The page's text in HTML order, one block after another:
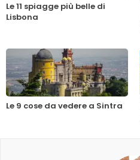
Le 11 spiagge più belle di
Lisbona
Le 9 cose da vedere a Sintra